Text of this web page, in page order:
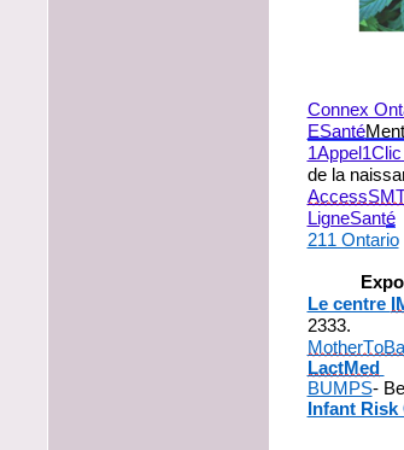
Connex
ESanté
1Appel1Clic
de la
LigneSanté
211 Ontario
Le centre
2333.
LactMed
BUMPS-
Infant Risk